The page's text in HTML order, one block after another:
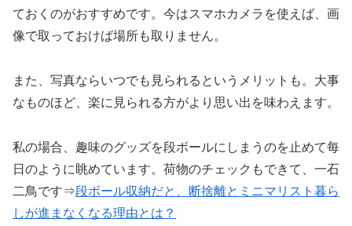
ておくのがおすすめです。今はスマホカメラを使えば、画
像で取っておけば場所も取りません。
また、写真ならいつでも見られるというメリットも。大事
なものほど、楽に見られる方がより思い出を味わえます。
私の場合、趣味のグッズを段ボールにしまうのを止めて每
日のように眺めています。荷物のチェックもできて、一石
二鳥です⇒段ボール収納だと、断捨離とミニマリスト暮ら
しが進まなくなる理由とは？